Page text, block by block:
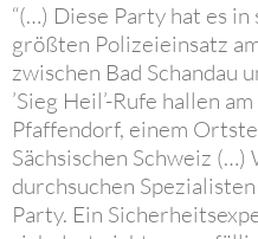
“(…) Diese Party hat es
größten Polizeieinsatz
zwischen Bad Schandau
’Sieg Heil’-Rufe hallen
Pfaffendorf, einem
Sächsischen Schweiz
durchsuchen
Party. Ein